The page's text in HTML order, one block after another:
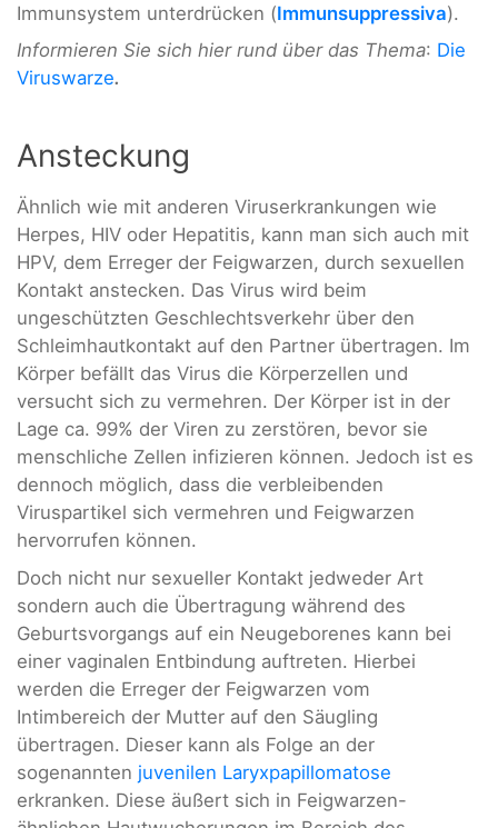
Immunsystem unterdrücken (Immunsuppressiva).
Informieren Sie sich hier rund über das Thema: Die
Viruswarze.
Ansteckung
Ähnlich wie mit anderen Viruserkrankungen wie
Herpes, HIV oder Hepatitis, kann man sich auch mit
HPV, dem Erreger der Feigwarzen, durch sexuellen
Kontakt anstecken. Das Virus wird beim
ungeschützten Geschlechtsverkehr über den
Schleimhautkontakt auf den Partner übertragen. Im
Körper befällt das Virus die Körperzellen und
versucht sich zu vermehren. Der Körper ist in der
Lage ca. 99% der Viren zu zerstören, bevor sie
menschliche Zellen infizieren können. Jedoch ist es
dennoch möglich, dass die verbleibenden
Viruspartikel sich vermehren und Feigwarzen
hervorrufen können.
Doch nicht nur sexueller Kontakt jedweder Art
sondern auch die Übertragung während des
Geburtsvorgangs auf ein Neugeborenes kann bei
einer vaginalen Entbindung auftreten. Hierbei
werden die Erreger der Feigwarzen vom
Intimbereich der Mutter auf den Säugling
übertragen. Dieser kann als Folge an der
sogenannten juvenilen Laryxpapillomatose
erkranken. Diese äußert sich in Feigwarzen-